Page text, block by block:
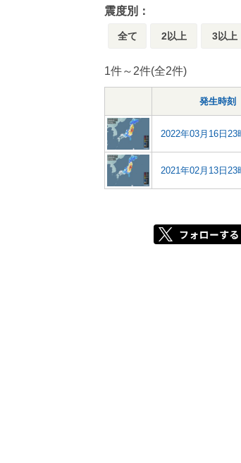
震度別：
全て 2以上 3以上
1件～2件(全2件)
発生時刻
2022年03月16日23
2021年02月13日23